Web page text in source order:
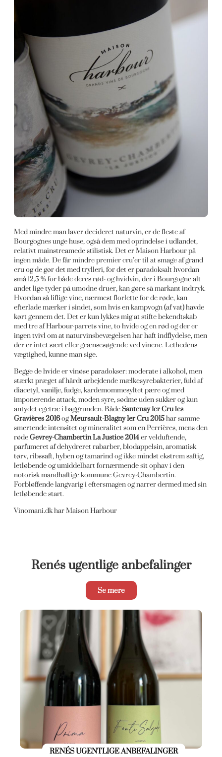
Med mindre man laver decideret naturvin, er de fleste af
Bourgognes unge huse, også dem med oprindelse i udlandet,
relativt mainstreamede stilistisk. Det er Maison Harbour på
ingen måde. De får mindre premier cru’er til at smage af grand
cru og de gør det med trylleri, for det er paradoksalt hvordan
små 12,5 % for både deres rød- og hvidvin, der i Bourgogne alt
andet lige tyder på umodne druer, kan gøre så markant indtryk.
Hvordan så liflige vine, nærmest florlette for de røde, kan
efterlade mærker i sindet, som hvis en kampvogn (af vat) havde
kørt gennem det. Det er kun lykkes mig at stifte bekendtskab
med tre af Harbour-parrets vine, to hvide og en rød og der er
ingen tvivl om at naturvinsbevægelsen har haft indflydelse, men
der er intet sært eller grænsesøgende ved vinene. Lethedens
vægtighed, kunne man sige.
Begge de hvide er vinøse paradokser: moderate i alkohol, men
stærkt præget af hårdt arbejdende mælkesyrebakterier, fuld af
diacetyl, vanilje, fudge, kardemommesyltet pære og med
imponerende attack, moden syre, sødme uden sukker og kun
antydet egetræ i baggrunden. BådeSantenay 1er Cru les
Gravières 2016ogMeursault-Blagny 1er Cru 2015har samme
smertende intensitet og mineralitet som en Perrières, mens den
rødeGevrey-Chambertin La Justice 2014er velduftende,
parfumeret af dehydreret rabarber, blodappelsin, aromatisk
tørv, ribssaft, hyben og tamarind og ikke mindst ekstrem saftig,
letløbende og umiddelbart fornærmende sit ophav i den
notorisk mandhaftige kommune Gevrey-Chambertin.
Forbløffende langvarig i eftersmagen og narrer dermed med sin
letløbende start.
Vinomani.dk har Maison Harbour
Renés ugentlige anbefalinger
Se mere
RENÉS UGENTLIGE ANBEFALINGER